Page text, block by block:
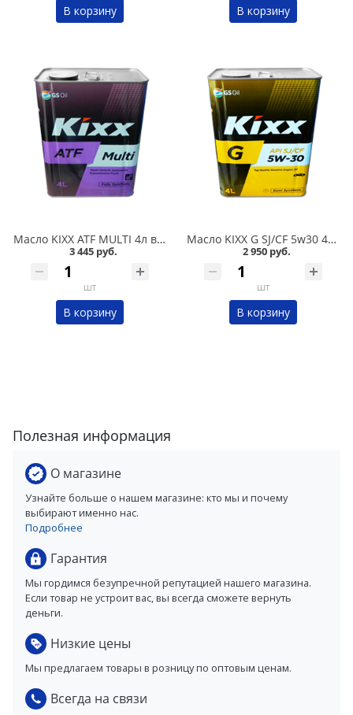
В корзину В корзину
Масло KIXX ATF MULTI 4л в Омске
3 445 руб.
шт
В корзину
Масло KIXX G SJ/CF 5w30 4л полусинтетика в Омске
2 950 руб.
шт
В корзину
Полезная информация
О магазине
Узнайте больше о нашем магазине: кто мы и почему
выбирают именно нас.
Подробнее
Гарантия
Мы гордимся безупречной репутацией нашего магазина.
Если товар не устроит вас, вы всегда сможете вернуть
деньги.
Низкие цены
Мы предлагаем товары в розницу по оптовым ценам.
Всегда на связи